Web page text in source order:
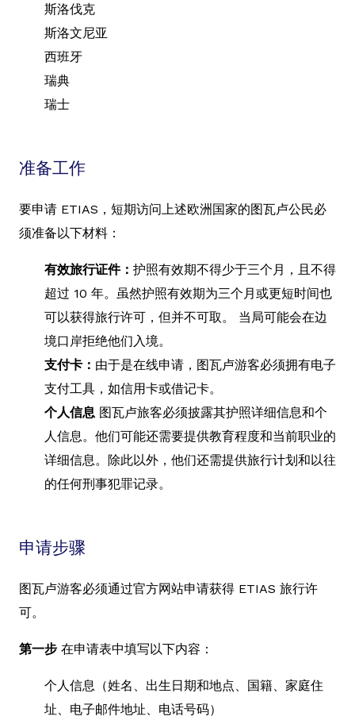
斯洛伐克
斯洛文尼亚
西班牙
瑞典
瑞士
准备工作
要申请 ETIAS，短期访问上述欧洲国家的图瓦卢公民必
须准备以下材料：
有效旅行证件： 护照有效期不得少于三个月，且不得
超过 10 年。虽然护照有效期为三个月或更短时间也
可以获得旅行许可，但并不可取。 当局可能会在边
境口岸拒绝他们入境。
支付卡： 由于是在线申请，图瓦卢游客必须拥有电子
支付工具，如信用卡或借记卡。
个人信息 图瓦卢旅客必须披露其护照详细信息和个
人信息。他们可能还需要提供教育程度和当前职业的
详细信息。除此以外，他们还需提供旅行计划和以往
的任何刑事犯罪记录。
申请步骤
图瓦卢游客必须通过官方网站申请获得 ETIAS 旅行许
可。
第一步 在申请表中填写以下内容：
个人信息（姓名、出生日期和地点、国籍、家庭住
址、电子邮件地址、电话号码）